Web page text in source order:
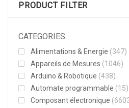
PRODUCT FILTER
CATEGORIES
Alimentations & Energie (347)
Appareils de Mesures (1046)
Arduino & Robotique (438)
Automate programmable (15)
Composant électronique